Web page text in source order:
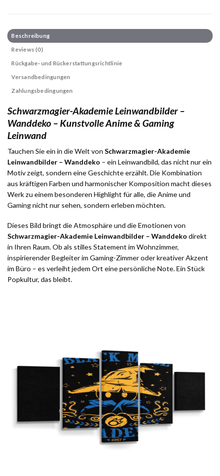
Beschreibung
Reviews (0)
Rückgabe- und Rückerstattungsrichtlinie
Versandbedingungen
Zahlungsbedingungen
Schwarzmagier-Akademie Leinwandbilder –
Wanddeko – Kunstvolle Anime & Gaming
Leinwand
Tauchen Sie ein in die Welt von Schwarzmagier-Akademie
Leinwandbilder – Wanddeko – ein Leinwandbild, das nicht nur ein
Motiv zeigt, sondern eine Geschichte erzählt. Die Kombination
aus kräftigen Farben und harmonischer Komposition macht dieses
Werk zu einem besonderen Highlight für alle, die Anime und
Gaming nicht nur sehen, sondern erleben möchten.
Dieses Bild bringt die Atmosphäre und die Emotionen von
Schwarzmagier-Akademie Leinwandbilder – Wanddeko direkt
in Ihren Raum. Ob als stilles Statement im Wohnzimmer,
inspirierender Begleiter im Gaming-Zimmer oder kreativer Akzent
im Büro – es verleiht jedem Ort eine persönliche Note. Ein Stück
Popkultur, das bleibt.